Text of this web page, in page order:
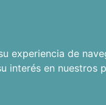
experiencia de
interés en nuestros